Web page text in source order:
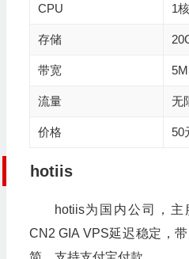
CPU 1核
存储
带宽
流量 无
价格 50
hotiis
hotiis为国内公司，
CN2 GIA VPS延迟稳定，